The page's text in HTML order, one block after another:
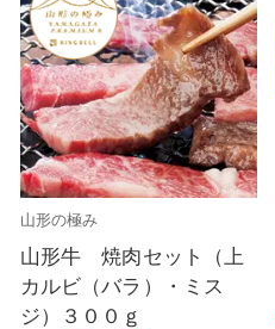
山形の極み
山形牛 焼肉セット（上
カルビ（バラ）・ミス
ジ）３００ｇ